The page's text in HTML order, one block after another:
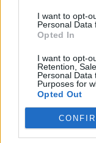
I want to opt-
Personal Data
Opted In
I want to opt-
Retention,
Personal Data
Purposes for
Opted Out